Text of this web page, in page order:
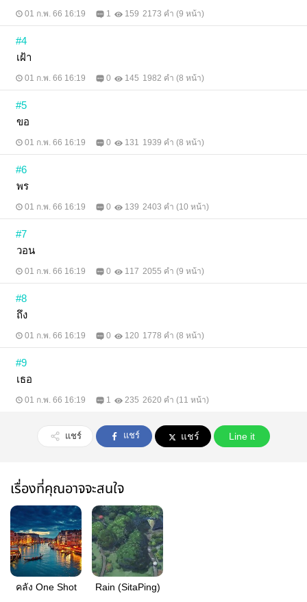
01 ก.พ. 66 16:19 1 159 2173 คำ (9 หน้า)
#4
เฝ้า
01 ก.พ. 66 16:19 0 145 1982 คำ (8 หน้า)
#5
ขอ
01 ก.พ. 66 16:19 0 131 1939 คำ (8 หน้า)
#6
พร
01 ก.พ. 66 16:19 0 139 2403 คำ (10 หน้า)
#7
วอน
01 ก.พ. 66 16:19 0 117 2055 คำ (9 หน้า)
#8
ถึง
01 ก.พ. 66 16:19 0 120 1778 คำ (8 หน้า)
#9
เธอ
01 ก.พ. 66 16:19 1 235 2620 คำ (11 หน้า)
แชร์ แชร์ แชร์ Line it
เรื่องที่คุณอาจจะสนใจ
คลัง One Shot Rain (SitaPing)